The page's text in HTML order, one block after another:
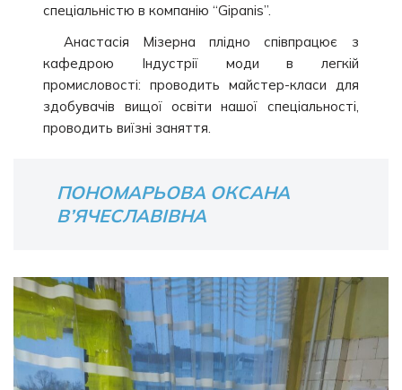
спеціальністю в компанію “Gipanis”.
Анастасія Мізерна плідно співпрацює з
кафедрою Індустрії моди в легкій
промисловості: проводить майстер-класи для
здобувачів вищої освіти нашої спеціальності,
проводить виїзні заняття.
ПОНОМАРЬОВА ОКСАНА
В’ЯЧЕСЛАВІВНА